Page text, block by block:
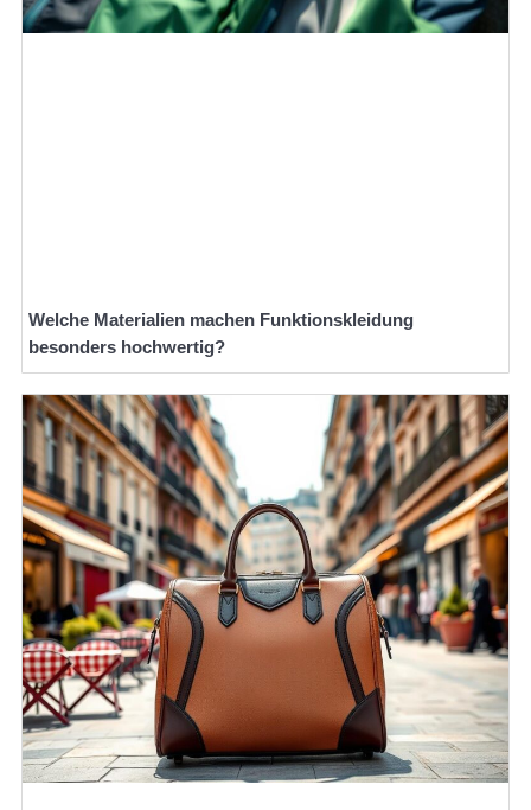
Welche Materialien machen Funktionskleidung
besonders hochwertig?